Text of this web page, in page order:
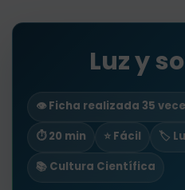
Luz y
👁️ Ficha realizada 35
⏱ 20 min
⭐ Fácil
🏷️
📚 Cultura Científica